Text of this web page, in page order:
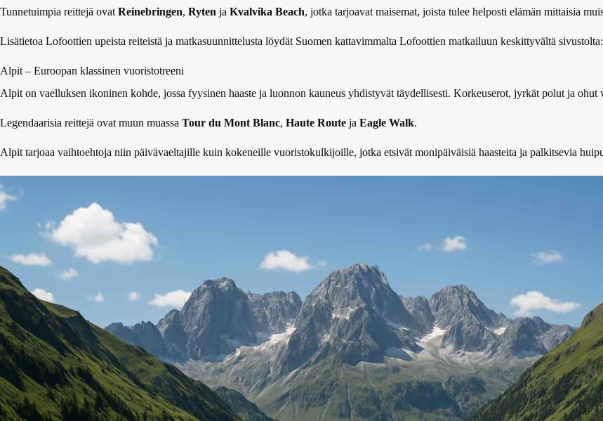
Tunnetuimpia reittejä ovat Reinebringen, Ryten ja Kvalvika Beach, jotka tarjoavat maisemat, joista tulee helposti elämän mittaisia
Lisätietoa Lofoottien upeista reiteistä ja matkasuunnittelusta löydät Suomen kattavimmalta Lofoottien matkailuun keskittyvältä sivustolta:
Alpit – Euroopan klassinen vuoristotreeni
Alpit on vaelluksen ikoninen kohde, jossa fyysinen haaste ja luonnon kauneus yhdistyvät täydellisesti. Korkeuserot, jyrkät polut ja
Legendaarisia reittejä ovat muun muassa Tour du Mont Blanc, Haute Route ja Eagle Walk.
Alpit tarjoaa vaihtoehtoja niin päivävaeltajille kuin kokeneille vuoristokulkijoille, jotka etsivät monipäiväisiä haasteita ja palkitsevia